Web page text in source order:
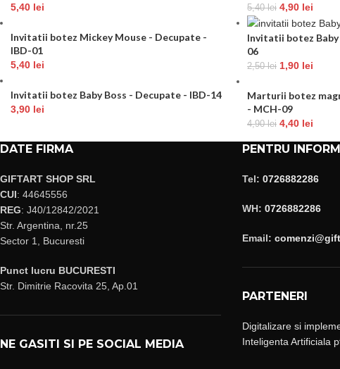
5,40 lei
Invitatii botez Mickey Mouse - Decupate -
IBD-01
5,40 lei
Invitatii botez Baby Boss - Decupate - IBD-14
3,90 lei
5,40lei 4,90 lei
Invitatii botez Baby
06
2,50lei 1,90 lei
Marturii botez
- MCH-09
4,90lei 4,40 lei
DATE FIRMA
GIFTART SHOP SRL
CUI: 44645556
REG: J40/12842/2021
Str. Argentina, nr.25
Sector 1, Bucuresti
Punct lucru BUCURESTI
Str. Dimitrie Racovita 25, Ap.01
NE GASITI SI PE SOCIAL MEDIA
PENTRU
Tel: 0726882286
WH: 0726882286
Email:
PARTENERI
Digitalizare si
Inteligenta Artificiala